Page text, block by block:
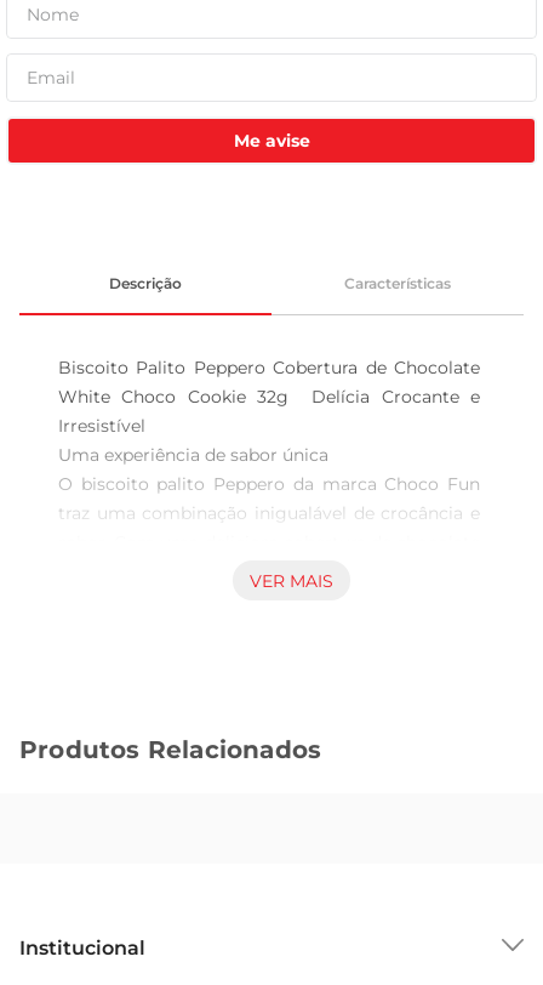
Me avise
Descrição Características
Biscoito Palito Peppero Cobertura de Chocolate
White Choco Cookie 32g  Delícia Crocante e
Irresistível
Uma experiência de sabor única
O biscoito palito Peppero da marca Choco Fun
traz uma combinação inigualável de crocância e
white choco, ele se torna a escolha perfeita para
Qualidade e cuidado na fabricação
essa delícia em qualquer lugar, a qualquer hora. A
VER MAIS
Produtos Relacionados
Institucional